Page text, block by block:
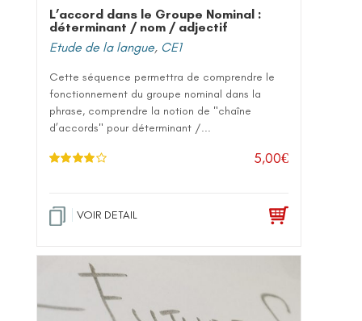
L’accord dans le Groupe Nominal :
déterminant / nom / adjectif
Etude de la langue, CE1
Cette séquence permettra de comprendre le
fonctionnement du groupe nominal dans la
phrase, comprendre la notion de "chaîne
d’accords" pour déterminant /...
5,00€
VOIR DETAIL